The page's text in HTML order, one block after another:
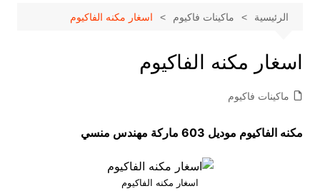
الرئيسية ماكينات فاكيوم اسغار مكنه الفاكيوم
اسغار مكنه الفاكيوم
ماكينات فاكيوم
مكنه الفاكيوم موديل 603 ماركة مهندس منسي
اسغار مكنه الفاكيوم